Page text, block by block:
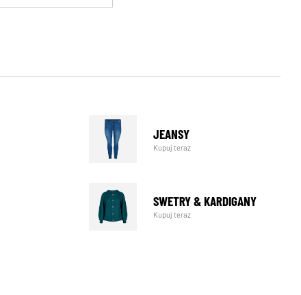
JEANSY
Kupuj teraz
SWETRY & KARDIGANY
Kupuj teraz